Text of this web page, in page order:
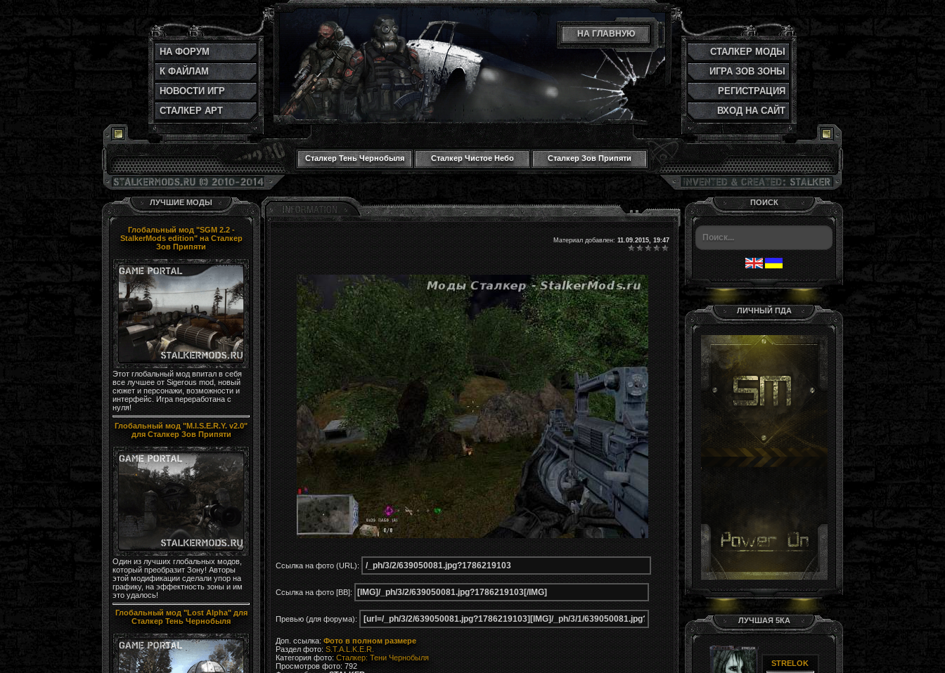
НА ГЛАВНУЮ
СТАЛКЕР МОДЫ
ИГРА ЗОВ ЗОНЫ
РЕГИСТРАЦИЯ
ВХОД НА САЙТ
НА ФОРУМ
К ФАЙЛАМ
НОВОСТИ ИГР
СТАЛКЕР АРТ
Сталкер Тень Чернобыля Сталкер Чистое Небо Сталкер Зов Припяти
ЛУЧШИЕ МОДЫ
Глобальный мод "SGM 2.2 -
StalkerMods edition" на Сталкер
Зов Припяти
Этот глобальный мод впитал в себя
все лучшее от Sigerous mod, новый
сюжет и персонажи, возможности и
интерфейс. Игра переработана с
нуля!
Глобальный мод "M.I.S.E.R.Y. v2.0"
для Сталкер Зов Припяти
Один из лучших глобальных модов,
который преобразит Зону! Авторы
этой модификации сделали упор на
графику, на эффектность зоны и им
это удалось!
Глобальный мод "Lost Alpha" для
Сталкер Тень Чернобыля
Материал добавлен: 11.09.2015, 19:47
Ссылка на фото (URL):
Ссылка на фото [BB]:
Превью (для форума):
Доп. ссылка: Фото в полном размере
Раздел фото: S.T.A.L.K.E.R.
Категория фото: Сталкер: Тени Чернобыля
Просмотров фото: 792
ПОИСК
ЛИЧНЫЙ ПДА
Гость, ты здесь -й день
Группа: Гости
ЛУЧШАЯ 5КА
STRELOK